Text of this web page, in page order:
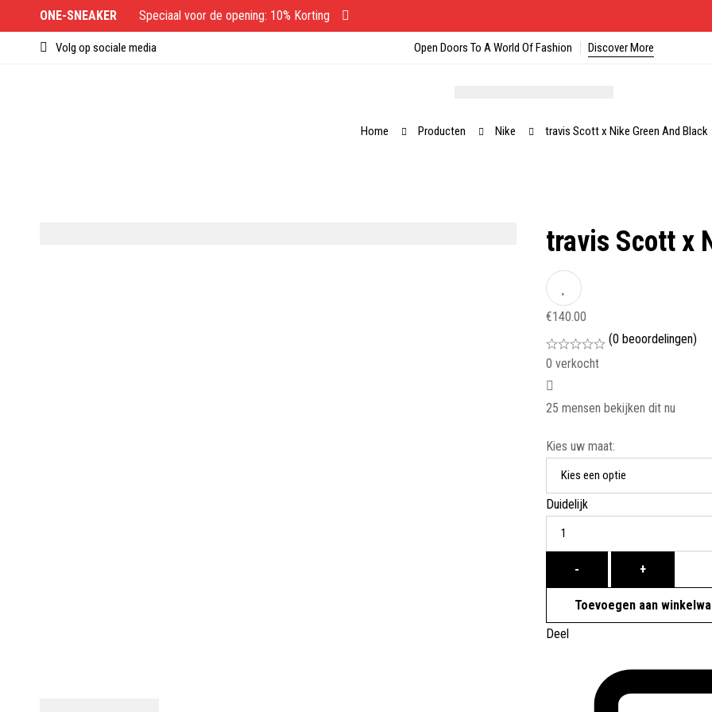
ONE-SNEAKER Speciaal voor de opening: 10% Korting
Volg op sociale media Open Doors To A World Of Fashion Discover More
Home Producten Nike travis Scott x Nike Green And Black
travis Scott x
€140.00
(0 beoordelingen)
0 verkocht
25 mensen bekijken dit nu
Kies uw maat:
Duidelijk
Hoeveelheid
- +
Toevoegen aan
Deel